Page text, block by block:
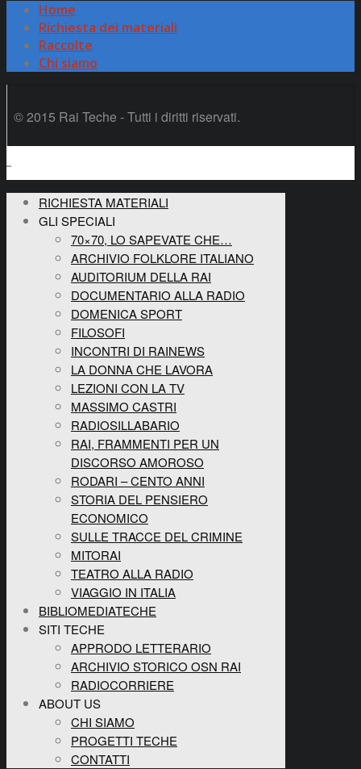
Home
Richiesta dei materiali
Raccolte
Chi siamo
© 2015 Rai Teche - Tutti i diritti riservati.
RICHIESTA MATERIALI
GLI SPECIALI
70×70, LO SAPEVATE CHE…
ARCHIVIO FOLKLORE ITALIANO
AUDITORIUM DELLA RAI
DOCUMENTARIO ALLA RADIO
DOMENICA SPORT
FILOSOFI
INCONTRI DI RAINEWS
LA DONNA CHE LAVORA
LEZIONI CON LA TV
MASSIMO CASTRI
RADIOSILLABARIO
RAI, FRAMMENTI PER UN
DISCORSO AMOROSO
RODARI – CENTO ANNI
STORIA DEL PENSIERO
ECONOMICO
SULLE TRACCE DEL CRIMINE
MITORAI
TEATRO ALLA RADIO
VIAGGIO IN ITALIA
BIBLIOMEDIATECHE
SITI TECHE
APPRODO LETTERARIO
ARCHIVIO STORICO OSN RAI
RADIOCORRIERE
ABOUT US
CHI SIAMO
PROGETTI TECHE
CONTATTI